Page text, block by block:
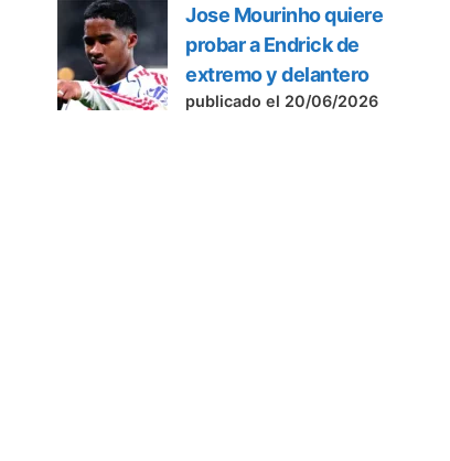
Jose Mourinho quiere
probar a Endrick de
extremo y delantero
publicado el 20/06/2026